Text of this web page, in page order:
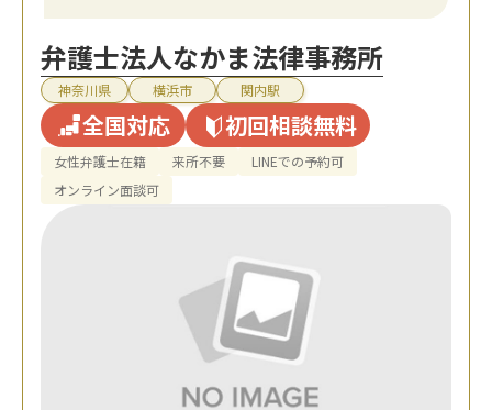
弁護士法人なかま法律事務所
神奈川県 横浜市 関内駅
全国対応 初回相談無料
女性弁護士在籍 来所不要
LINEでの予約可
オンライン面談可